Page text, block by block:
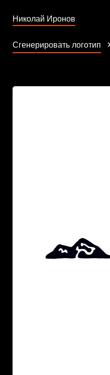
Николай Иронов
Сгенерировать логотип